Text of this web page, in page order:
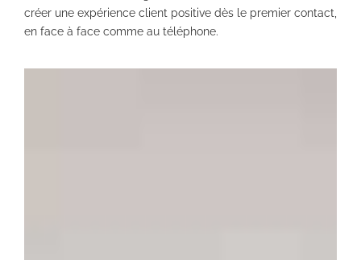
créer une expérience client positive dès le premier contact,
en face à face comme au téléphone.